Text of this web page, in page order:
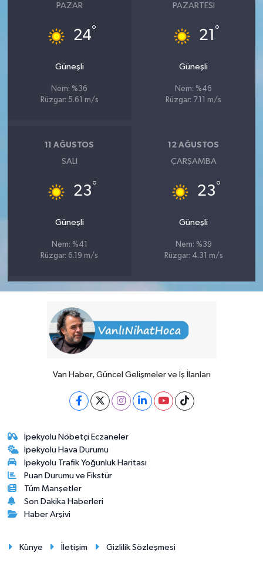
PAZAR
24°
Güneşli
Nem: %36
Rüzgar: 5.61 m/s
PAZARTESI
21 °
Güneşli
Nem: %46
Rüzgar: 7.11 m/s
11 AĞUSTOS
SALI
23°
Güneşli
Nem: %41
Rüzgar: 6.19 m/s
12 AĞUSTOS
ÇARŞAMBA
23°
Güneşli
Nem: %39
Rüzgar: 4.31 m/s
Van Haber, Güncel Gelişmeler ve İş İlanları
İpekyolu Nöbetçi Eczaneler
İpekyolu Hava Durumu
İpekyolu Trafik Yoğunluk Haritası
Puan Durumu ve Fikstür
Tüm Manşetler
Son Dakika Haberleri
Haber Arşivi
Künye İletişim Gizlilik Sözleşmesi